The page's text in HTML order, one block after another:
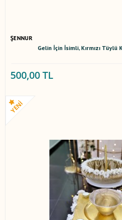
ŞENNUR
Gelin İçin İsimli, Kırmızı Tüylü
500,00 TL